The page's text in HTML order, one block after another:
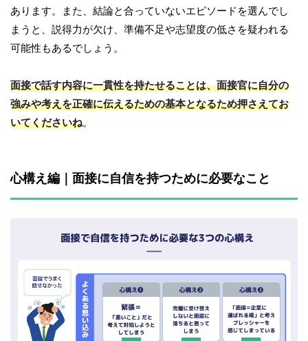
あります。また、結論と合っていないエピソードを選んでし
まうと、説得力が欠け、準備不足や志望度の低さを疑われる
可能性もあるでしょう。
面接で話す内容に一貫性を持たせることは、面接官に自分の
強みや考えを正確に伝えるための基本となるため押さえてお
いてくださいね。
心構え編｜面接に自信を持つために必要なこと